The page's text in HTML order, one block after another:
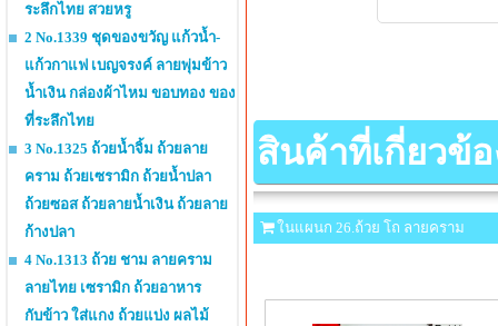
ระลึกไทย สวยหรู
2 No.1339 ชุดของขวัญ แก้วน้ำ-
แก้วกาแฟ เบญจรงค์ ลายพุ่มข้าว
น้ำเงิน กล่องผ้าไหม ขอบทอง ของ
ที่ระลึกไทย
3 No.1325 ถ้วยน้ำจิ้ม ถ้วยลาย
คราม ถ้วยเซรามิก ถ้วยน้ำปลา
ถ้วยซอส ถ้วยลายน้ำเงิน ถ้วยลาย
ก้างปลา
4 No.1313 ถ้วย ชาม ลายคราม
ลายไทย เซรามิก ถ้วยอาหาร
กับข้าว ใส่แกง ถ้วยแบ่ง ผลไม้
สินค้าที่เกี่ยวข้อ
ในแผนก 26.ถ้วย โถ ลายคราม